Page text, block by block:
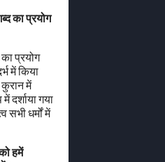
का प्रयोग
प्रयोग
में किया
कुरान में
दर्शाया गया
सभी धर्मों में
हमें